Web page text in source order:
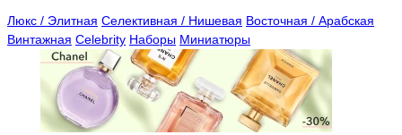
Люкс / Элитная Селективная / Нишевая Восточная / Арабская
Винтажная Celebrity Наборы Миниатюры